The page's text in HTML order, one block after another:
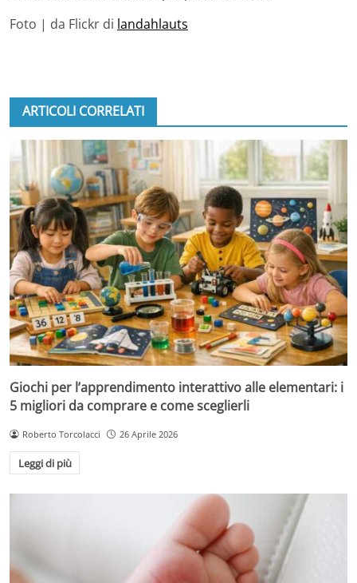
Foto | da Flickr di landahlauts
ARTICOLI CORRELATI
Giochi per l’apprendimento interattivo alle elementari: i
5 migliori da comprare e come sceglierli
Roberto Torcolacci 26 Aprile 2026
Leggi di più